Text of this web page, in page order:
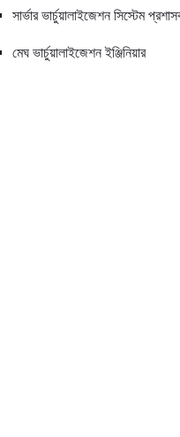
সার্ভার ভার্চুয়ালাইজেশন সিস্টেম
মেঘ ভার্চুয়ালাইজেশন ইঞ্জিনিয়ার